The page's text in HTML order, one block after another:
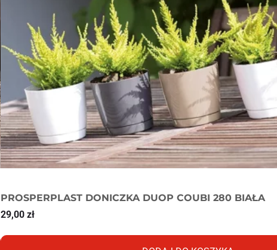
PROSPERPLAST DONICZKA DUOP COUBI 280 BIAŁA
29,00 zł